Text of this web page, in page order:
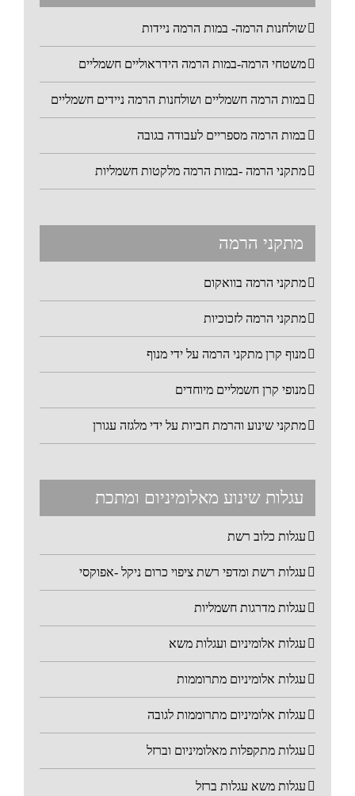
שולחנות הרמה- במות הרמה ניידות
משטחי הרמה-במות הרמה הידראוליים חשמליים
במות הרמה חשמליים ושולחנות הרמה ניידים חשמליים
במות הרמה מספריים לעבודה בגובה
מתקני הרמה -במות הרמה מלקטות חשמליות
מתקני הרמה
מתקני הרמה בוואקום
מתקני הרמה לזכוכיות
מנוף קרן מתקני הרמה על ידי מנוף
מנופי קרן חשמליים מיוחדים
מתקני שינוע והרמת חביות על ידי מלגזה עגורן
עגלות שינוע מאלומיניום ומתכת
עגלות כלוב רשת
עגלות רשת ומדפי רשת ציפוי כרום ניקל -אפוקסי
עגלות מדרגות חשמליות
עגלות אלומיניום ועגלות משא
עגלות אלומיניום מתרוממות
עגלות אלומיניום מתרוממות לגובה
עגלות מתקפלות מאלומיניום וברזל
עגלות משא עגלות ברזל